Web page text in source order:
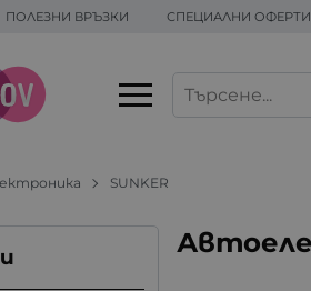
ПОЛЕЗНИ ВРЪЗКИ СПЕЦИАЛНИ ОФЕРТИ
SUNKER